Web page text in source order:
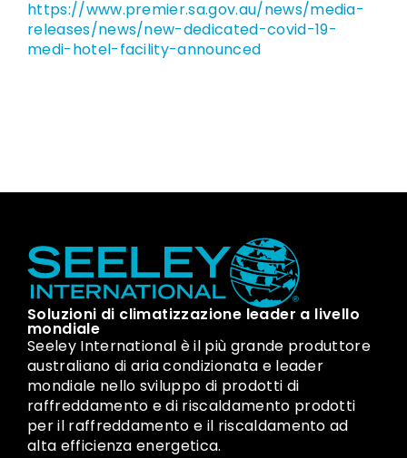
https://www.premier.sa.gov.au/news/media-
releases/news/new-dedicated-covid-19-
medi-hotel-facility-announced
Soluzioni di climatizzazione leader a livello
mondiale
Seeley International è il più grande produttore
australiano di aria condizionata e leader
mondiale nello sviluppo di prodotti di
raffreddamento e di riscaldamento prodotti
per il raffreddamento e il riscaldamento ad
alta efficienza energetica.